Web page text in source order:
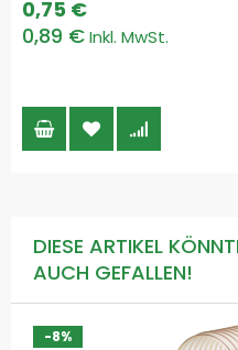
0,89 €
0,75 €
DIESE ARTIKEL
AUCH GEFALLEN!
-8%